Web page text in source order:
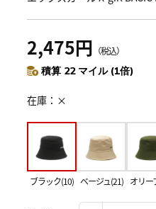
2,475円 （税込）
積算 22 マイル (1倍)
在庫 ×
ブラック(10) ベージュ(21) オリー